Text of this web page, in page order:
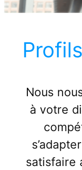
Nous
à votre
satisfaire